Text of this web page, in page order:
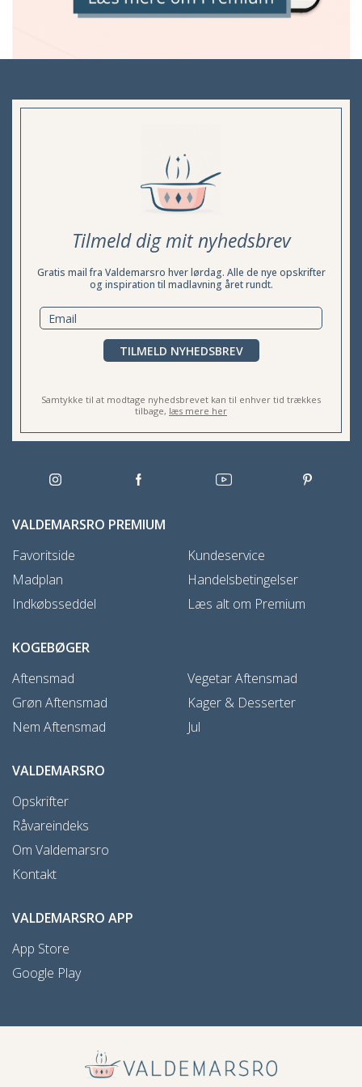
Tilmeld dig mit nyhedsbrev
Gratis mail fra Valdemarsro hver lørdag. Alle de nye opskrifter
og inspiration til madlavning året rundt.
TILMELD NYHEDSBREV
Samtykke til at modtage nyhedsbrevet kan til enhver tid trækkes
tilbage, læs mere her
VALDEMARSRO PREMIUM
Favoritside
Madplan
Indkøbsseddel
Kundeservice
Handelsbetingelser
Læs alt om Premium
KOGEBØGER
Aftensmad
Grøn Aftensmad
Nem Aftensmad
Vegetar Aftensmad
Kager & Desserter
Jul
VALDEMARSRO
Opskrifter
Råvareindeks
Om Valdemarsro
Kontakt
VALDEMARSRO APP
App Store
Google Play